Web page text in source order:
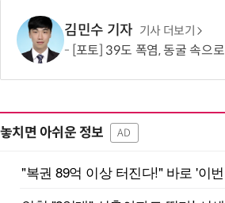
김민수 기자 기사 더보기
[포토] 39도 폭염, 동굴 속으로
놓치면 아쉬운 정보 AD